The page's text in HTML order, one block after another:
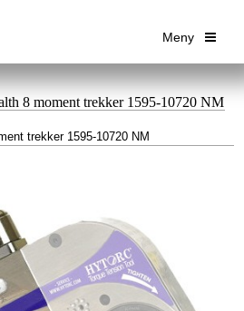
Meny
8 moment trekker 1595-10720 NM
trekker 1595-10720 NM